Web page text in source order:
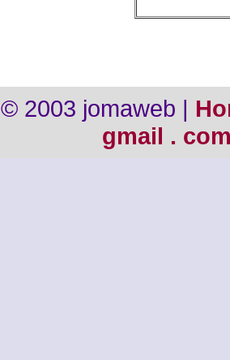
© 2003 jomaweb |
gmail .